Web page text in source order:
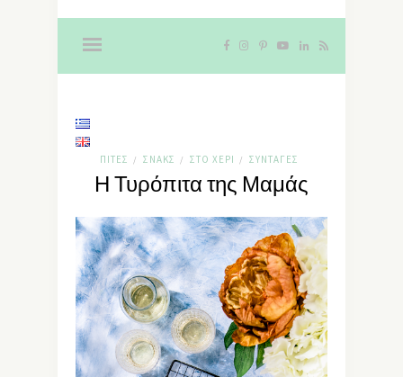
ΠΊΤΕΣ / ΣΝΑΚΣ / ΣΤΟ ΧΈΡΙ / ΣΥΝΤΑΓΈΣ
Η Τυρόπιτα της Μαμάς